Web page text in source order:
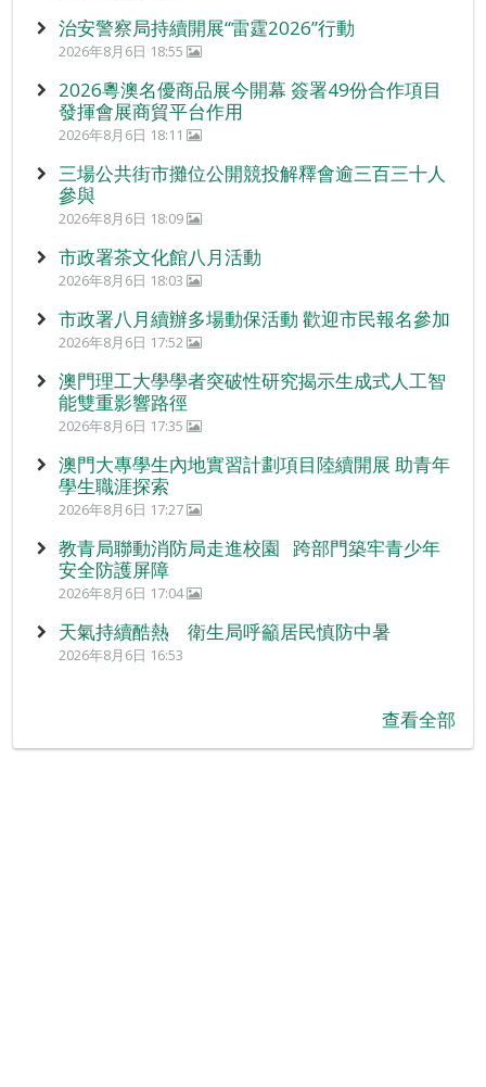
治安警察局持續開展“雷霆2026”行動
2026年8月6日 18:55
2026粵澳名優商品展今開幕 簽署49份合作項目
發揮會展商貿平台作用
2026年8月6日 18:11
三場公共街市攤位公開競投解釋會逾三百三十人
參與
2026年8月6日 18:09
市政署茶文化館八月活動
2026年8月6日 18:03
市政署八月續辦多場動保活動 歡迎市民報名參加
2026年8月6日 17:52
澳門理工大學學者突破性研究揭示生成式人工智
能雙重影響路徑
2026年8月6日 17:35
澳門大專學生內地實習計劃項目陸續開展 助青年
學生職涯探索
2026年8月6日 17:27
教青局聯動消防局走進校園 跨部門築牢青少年
安全防護屏障
2026年8月6日 17:04
天氣持續酷熱 衛生局呼籲居民慎防中暑
2026年8月6日 16:53
查看全部